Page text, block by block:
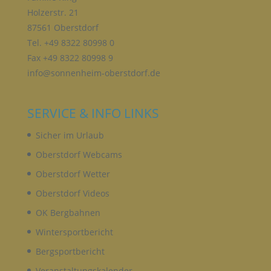
Holzerstr. 21
87561 Oberstdorf
Tel. +49 8322 80998 0
Fax +49 8322 80998 9
info@sonnenheim-oberstdorf.de
SERVICE & INFO LINKS
Sicher im Urlaub
Oberstdorf Webcams
Oberstdorf Wetter
Oberstdorf Videos
OK Bergbahnen
Wintersportbericht
Bergsportbericht
Verbreitung oder eine andere Form der
die Einschränkung, das Löschen oder die
Vernichtung.
Einschränkung der Verarbeitung ist die Markierung
Ziel, ihre künftige Verarbeitung einzuschränken.
E) PROFILING
Profiling ist jede Art der automatisierten
Verarbeitung personenbezogener Daten, die darin
besteht, dass diese personenbezogenen Daten
Aspekte, die sich auf eine natürliche Person